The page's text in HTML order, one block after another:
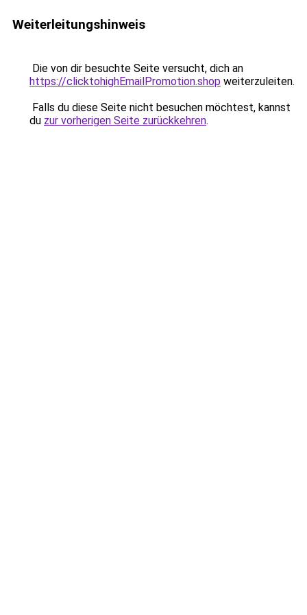
Weiterleitungshinweis
Die von dir besuchte Seite versucht, dich an
https://clicktohighEmailPromotion.shop weiterzuleiten.
Falls du diese Seite nicht besuchen möchtest, kannst
du zur vorherigen Seite zurückkehren.